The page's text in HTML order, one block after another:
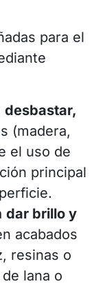
para el
desbastar,
(madera,
el uso de
principal
dar brillo y
acabados
resinas o
lana o